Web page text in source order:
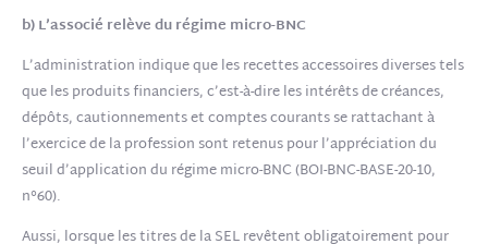
b) L’associé relève du régime micro-BNC
L’administration indique que les recettes accessoires diverses tels
que les produits financiers, c’est-à-dire les intérêts de créances,
dépôts, cautionnements et comptes courants se rattachant à
l’exercice de la profession sont retenus pour l’appréciation du
seuil d’application du régime micro-BNC (BOI-BNC-BASE-20-10,
n°60).
Aussi, lorsque les titres de la SEL revêtent obligatoirement pour